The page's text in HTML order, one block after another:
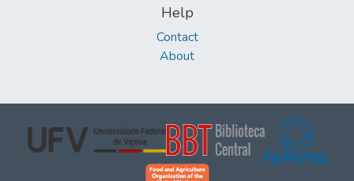
Help
Contact
About